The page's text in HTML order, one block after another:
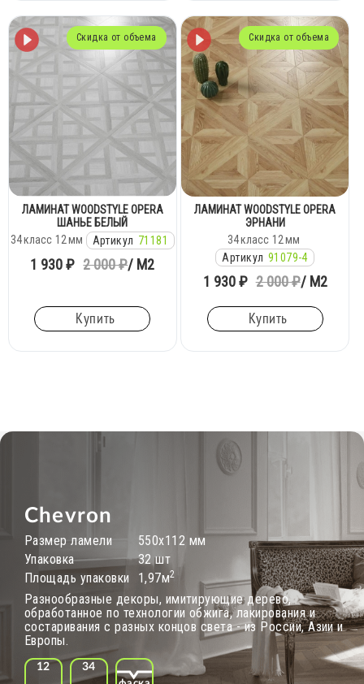
Скидка от объема
ЛАМИНАТ WOODSTYLE OPERA
ШАНЬЕ БЕЛЫЙ
Артикул 71181
класс
34 мм
12
1 930 ₽ 2 000 ₽/ М2
Купить
Скидка от объема
ЛАМИНАТ WOODSTYLE OPERA
ЭРНАНИ
Артикул 91079-4
класс
34 мм
12
1 930 ₽ 2 000 ₽/ М2
Купить
Chevron
Размер ламели
Упаковка
Площадь упаковки
550х112 мм
32 шт
1,97м2
Разнообразные декоры, имитирующие дерево,
обработанное по технологии обжига, лакирования и
состаривания с разных концов света - из России, Азии и
Европы.
12 34